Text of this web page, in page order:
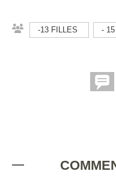
-13 FILLES -